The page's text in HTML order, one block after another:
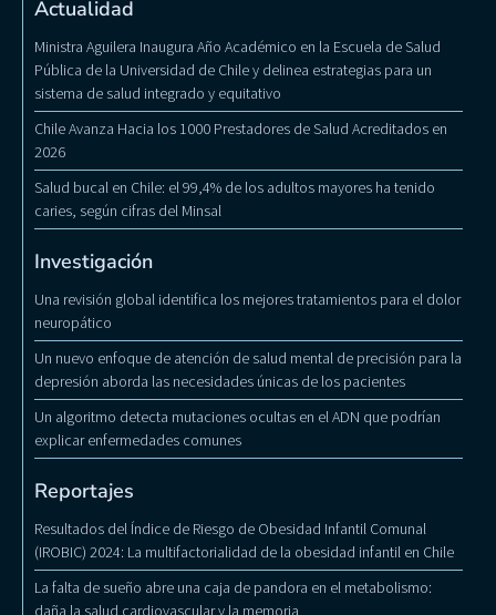
Actualidad
Ministra Aguilera Inaugura Año Académico en la Escuela de Salud
Pública de la Universidad de Chile y delinea estrategias para un
sistema de salud integrado y equitativo
Chile Avanza Hacia los 1000 Prestadores de Salud Acreditados en
2026
Salud bucal en Chile: el 99,4% de los adultos mayores ha tenido
caries, según cifras del Minsal
Investigación
Una revisión global identifica los mejores tratamientos para el dolor
neuropático
Un nuevo enfoque de atención de salud mental de precisión para la
depresión aborda las necesidades únicas de los pacientes
Un algoritmo detecta mutaciones ocultas en el ADN que podrían
explicar enfermedades comunes
Reportajes
Resultados del Índice de Riesgo de Obesidad Infantil Comunal
(IROBIC) 2024: La multifactorialidad de la obesidad infantil en Chile
La falta de sueño abre una caja de pandora en el metabolismo:
daña la salud cardiovascular y la memoria